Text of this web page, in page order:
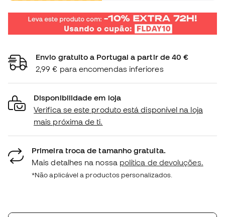
Envio gratuito a Portugal a partir de 40 €
2,99 € para encomendas inferiores
Disponibilidade em loja
Verifica se este produto está disponível na loja
mais próxima de ti.
Primeira troca de tamanho gratuita.
Mais detalhes na nossa política de devoluções.
*Não aplicável a productos personalizados.